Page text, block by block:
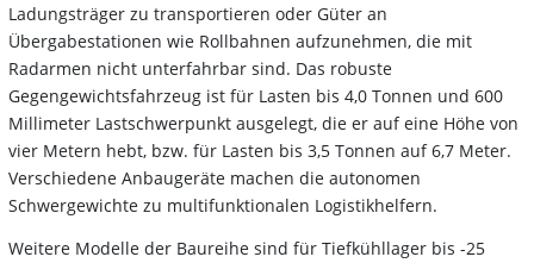
Ladungsträger zu transportieren oder Güter an
Übergabestationen wie Rollbahnen aufzunehmen, die mit
Radarmen nicht unterfahrbar sind. Das robuste
Gegengewichtsfahrzeug ist für Lasten bis 4,0 Tonnen und 600
Millimeter Lastschwerpunkt ausgelegt, die er auf eine Höhe von
vier Metern hebt, bzw. für Lasten bis 3,5 Tonnen auf 6,7 Meter.
Verschiedene Anbaugeräte machen die autonomen
Schwergewichte zu multifunktionalen Logistikhelfern.
Weitere Modelle der Baureihe sind für Tiefkühllager bis -25